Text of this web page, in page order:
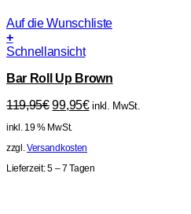
Auf die Wunschliste
+
Schnellansicht
Bar Roll Up Brown
119,95€Ursprünglicher
war:
119,95€
99,95€Aktueller
inkl. MwSt.
inkl. 19 % MwSt.
zzgl.Versandkosten
Lieferzeit:5 – 7 Tagen